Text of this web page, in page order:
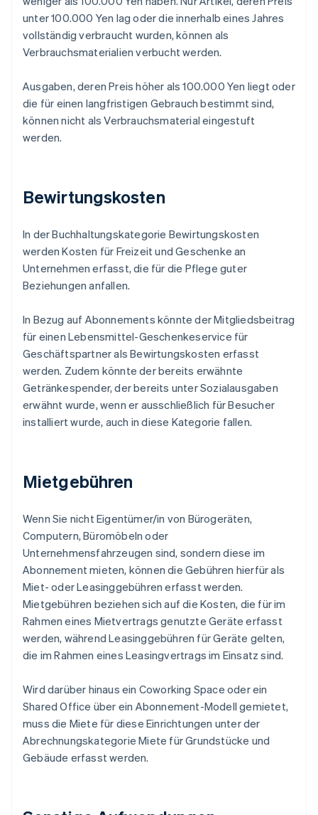
unter 100.000 Yen lag oder die innerhalb eines Jahres
vollständig verbraucht wurden, können als
Verbrauchsmaterialien verbucht werden.
Ausgaben, deren Preis höher als 100.000 Yen liegt oder
die für einen langfristigen Gebrauch bestimmt sind,
können nicht als Verbrauchsmaterial eingestuft
werden.
Bewirtungskosten
In der Buchhaltungskategorie Bewirtungskosten
werden Kosten für Freizeit und Geschenke an
Unternehmen erfasst, die für die Pflege guter
Beziehungen anfallen.
In Bezug auf Abonnements könnte der Mitgliedsbeitrag
für einen Lebensmittel-Geschenkeservice für
Geschäftspartner als Bewirtungskosten erfasst
werden. Zudem könnte der bereits erwähnte
Getränkespender, der bereits unter Sozialausgaben
erwähnt wurde, wenn er ausschließlich für Besucher
installiert wurde, auch in diese Kategorie fallen.
Mietgebühren
Wenn Sie nicht Eigentümer/in von Bürogeräten,
Computern, Büromöbeln oder
Unternehmensfahrzeugen sind, sondern diese im
Abonnement mieten, können die Gebühren hierfür als
Miet- oder Leasinggebühren erfasst werden.
Mietgebühren beziehen sich auf die Kosten, die für im
Rahmen eines Mietvertrags genutzte Geräte erfasst
werden, während Leasinggebühren für Geräte gelten,
die im Rahmen eines Leasingvertrags im Einsatz sind.
Wird darüber hinaus ein Coworking Space oder ein
Shared Office über ein Abonnement-Modell gemietet,
muss die Miete für diese Einrichtungen unter der
Abrechnungskategorie Miete für Grundstücke und
Gebäude erfasst werden.